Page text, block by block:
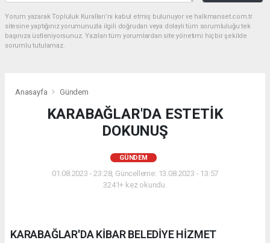
Yorum yazarak Topluluk Kuralları’nı kabul etmiş bulunuyor ve halkmanset.com.tr
sitesine yaptığınız yorumunuzla ilgili doğrudan veya dolaylı tüm sorumluluğu tek
başınıza üstleniyorsunuz. Yazılan tüm yorumlardan site yönetimi hiçbir şekilde
sorumlu tutulamaz.
Anasayfa Gündem
KARABAĞLAR'DA ESTETİK
DOKUNUŞ
GÜNDEM
01.08.2023 - 23:28, Güncelleme: 13.08.2023 - 13:57
3241+ kez okundu.
KARABAĞLAR'DA KİBAR BELEDİYE HİZMET